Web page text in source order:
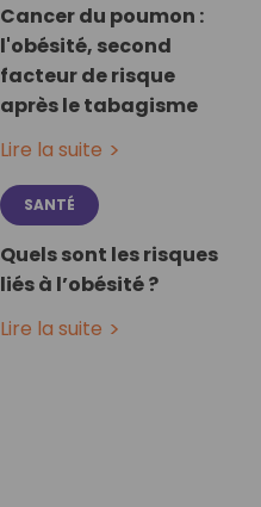
Cancer du poumon :
l'obésité, second
facteur de risque
après le tabagisme
Lire la suite
SANTÉ
Quels sont les risques
liés à l’obésité ?
Lire la suite